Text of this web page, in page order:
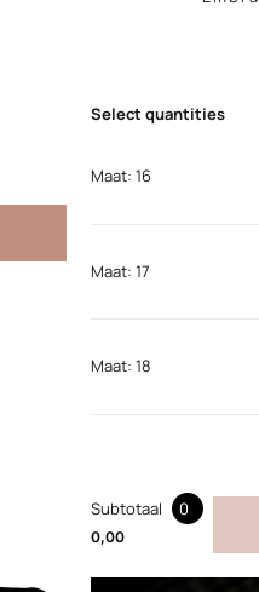
Select quantities
Maat: 16
Maat: 17
Maat: 18
Subtotaal 0
0,00